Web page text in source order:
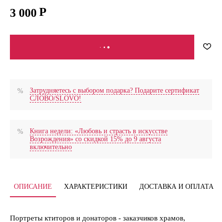
3 000
В КОРЗИНУ
Затрудняетесь с выбором подарка? Подарите сертификат
СЛОВО/SLOVO!
Книга недели: «Любовь и страсть в искусстве
Возрождения» со скидкой 15% до 9 августа
включительно
ОПИСАНИЕ ХАРАКТЕРИСТИКИ ДОСТАВКА И ОПЛАТА
Портреты ктиторов и донаторов - заказчиков храмов,